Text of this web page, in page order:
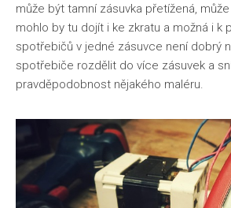
může být tamní zásuvka přetížená,
mohlo by tu dojít i ke zkratu a možná i k
spotřebičů v jedné zásuvce není dobrý
spotřebiče rozdělit do více zásuvek a
pravděpodobnost nějakého maléru.